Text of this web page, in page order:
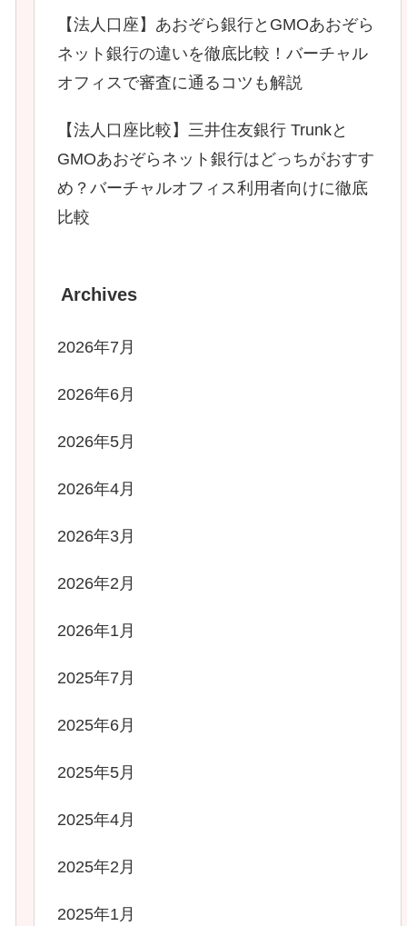
【法人口座】あおぞら銀行とGMOあおぞら
ネット銀行の違いを徹底比較！バーチャル
オフィスで審査に通るコツも解説
【法人口座比較】三井住友銀行 Trunkと
GMOあおぞらネット銀行はどっちがおすす
め？バーチャルオフィス利用者向けに徹底
比較
Archives
2026年7月
2026年6月
2026年5月
2026年4月
2026年3月
2026年2月
2026年1月
2025年7月
2025年6月
2025年5月
2025年4月
2025年2月
2025年1月